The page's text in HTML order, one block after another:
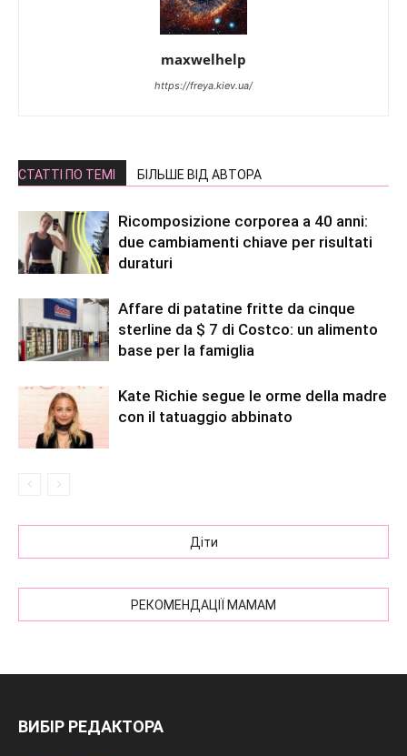
maxwelhelp
https://freya.kiev.ua/
СТАТТІ ПО ТЕМІ БІЛЬШЕ ВІД АВТОРА
Ricomposizione corporea a 40 anni:
due cambiamenti chiave per risultati
duraturi
Affare di patatine fritte da cinque
sterline da $ 7 di Costco: un alimento
base per la famiglia
Kate Richie segue le orme della madre
con il tatuaggio abbinato
Діти
РЕКОМЕНДАЦІЇ МАМАМ
ВИБІР РЕДАКТОРА